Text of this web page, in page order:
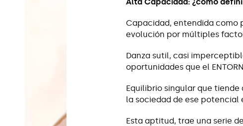
Capacidad, entendida como
evolución por múltiples
Danza sutil, casi
oportunidades que el
Equilibrio singular que
la sociedad de ese potencial
Esta aptitud, trae una serie